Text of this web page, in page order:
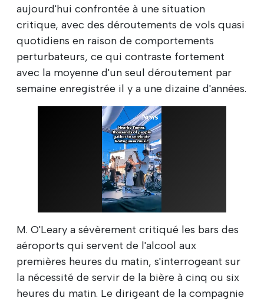
aujourd'hui confrontée à une situation
critique, avec des déroutements de vols quasi
quotidiens en raison de comportements
perturbateurs, ce qui contraste fortement
avec la moyenne d'un seul déroutement par
semaine enregistrée il y a une dizaine d'années.
M. O'Leary a sévèrement critiqué les bars des
aéroports qui servent de l'alcool aux
premières heures du matin, s'interrogeant sur
la nécessité de servir de la bière à cinq ou six
heures du matin. Le dirigeant de la compagnie